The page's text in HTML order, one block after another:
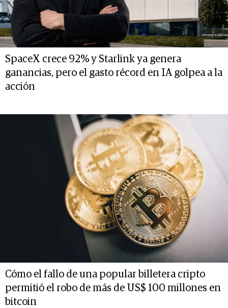
SpaceX crece 92% y Starlink ya genera
ganancias, pero el gasto récord en IA golpea a la
acción
Cómo el fallo de una popular billetera cripto
permitió el robo de más de US$ 100 millones en
bitcoin